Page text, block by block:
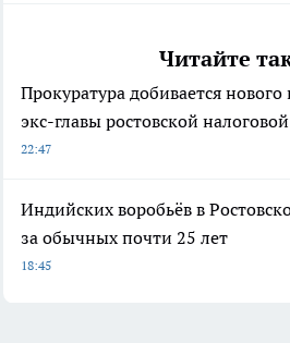
Читайте
Прокуратура добивается
экс-главы ростовской налоговой
22:47
Индийских воробьёв в
за обычных почти 25 лет
18:45